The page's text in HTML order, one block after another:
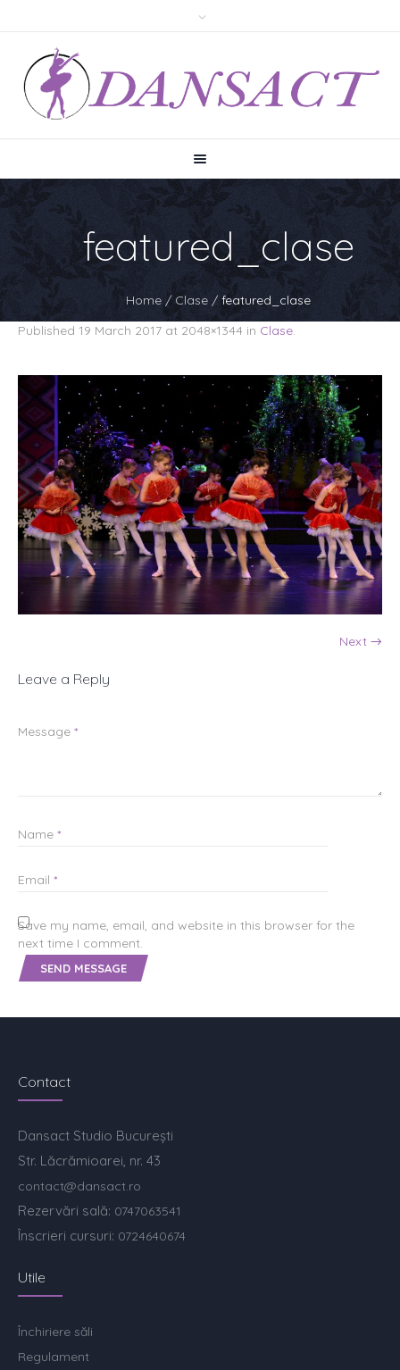
featured_clase
Home /Clase /featured_clase
Published 19 March 2017 at 2048×1344 in Clase.
Next →
Leave a Reply
Message *
Name *
Email *
Save my name, email, and website in this browser for the
next time I comment.
Contact
Dansact Studio București
Str. Lăcrămioarei, nr. 43
contact@dansact.ro
Rezervări sală: 0747063541
Înscrieri cursuri: 0724640674
Utile
Închiriere săli
Regulament